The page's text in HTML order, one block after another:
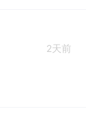
2天前